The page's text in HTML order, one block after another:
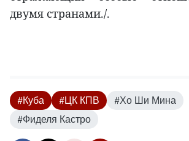
двумя странами./.
#Куба #ЦК КПВ
#Хо Ши Мина
#Фиделя Кастро